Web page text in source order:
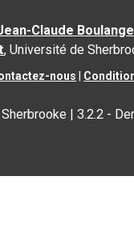
Claude
, Université de
nous
|3.2.2 -